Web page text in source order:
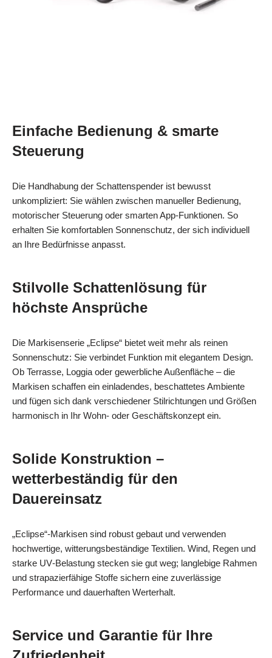
Einfache Bedienung & smarte
Steuerung
Die Handhabung der Schattenspender ist bewusst
unkompliziert: Sie wählen zwischen manueller Bedienung,
motorischer Steuerung oder smarten App‑Funktionen. So
erhalten Sie komfortablen Sonnenschutz, der sich individuell
an Ihre Bedürfnisse anpasst.
Stilvolle Schattenlösung für
höchste Ansprüche
Die Markisenserie „Eclipse“ bietet weit mehr als reinen
Sonnenschutz: Sie verbindet Funktion mit elegantem Design.
Ob Terrasse, Loggia oder gewerbliche Außenfläche – die
Markisen schaffen ein einladendes, beschattetes Ambiente
und fügen sich dank verschiedener Stilrichtungen und Größen
harmonisch in Ihr Wohn- oder Geschäftskonzept ein.
Solide Konstruktion –
wetterbeständig für den
Dauereinsatz
„Eclipse“-Markisen sind robust gebaut und verwenden
hochwertige, witterungsbeständige Textilien. Wind, Regen und
starke UV‑Belastung stecken sie gut weg; langlebige Rahmen
und strapazierfähige Stoffe sichern eine zuverlässige
Performance und dauerhaften Werterhalt.
Service und Garantie für Ihre